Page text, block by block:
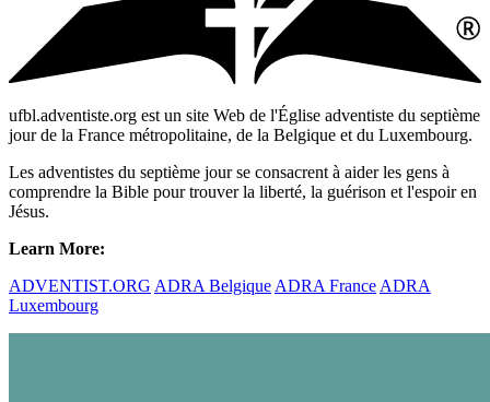
ufbl.adventiste.org est un site Web de l'Église adventiste du septième
jour de la France métropolitaine, de la Belgique et du Luxembourg.
Les adventistes du septième jour se consacrent à aider les gens à
comprendre la Bible pour trouver la liberté, la guérison et l'espoir en
Jésus.
Learn More:
ADVENTIST.ORG ADRA Belgique ADRA France ADRA
Luxembourg